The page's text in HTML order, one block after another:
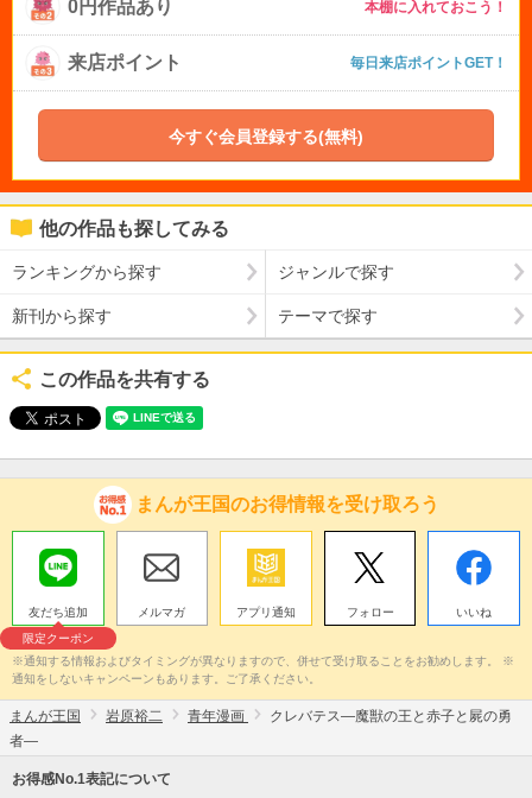
0円作品あり 本棚に入れておこう！
来店ポイント 毎日来店ポイントGET！
今すぐ会員登録する(無料)
他の作品も探してみる
ランキングから探す ジャンルで探す
新刊から探す テーマで探す
この作品を共有する
まんが王国のお得情報を受け取ろう
友だち追加
限定クーポン
メルマガ アプリ通知 フォロー いいね
※通知する情報およびタイミングが異なりますので、併せて受け取ることをお勧めします。 ※
通知をしないキャンペーンもあります。ご了承ください。
まんが王国 岩原裕二 青年漫画
クレバテス―魔獣の王と赤子と屍の勇
者―
お得感No.1表記について